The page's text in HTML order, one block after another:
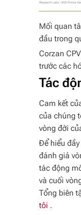
Mối quan
đầu trong
Corzan
trước các
Tác
Cam kết
của chúng
vòng đời
Để hiểu
đánh giá
tác động
và cuối
Tổng biên
tôi .